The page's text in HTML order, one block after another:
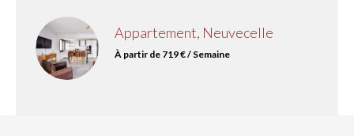
Appartement, Neuvecelle
À partir de 719 € / Semaine